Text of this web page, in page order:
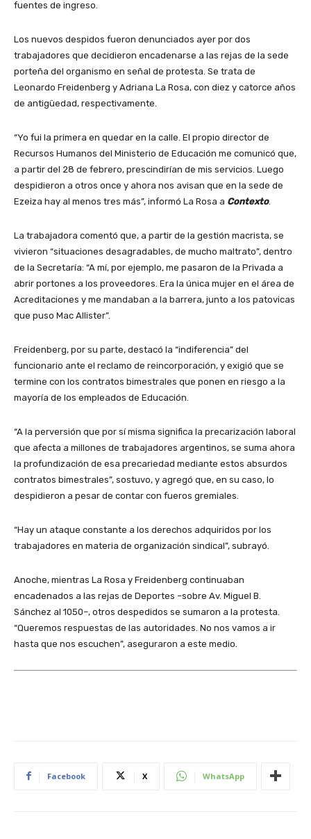
fuentes de ingreso.
Los nuevos despidos fueron denunciados ayer por dos
trabajadores que decidieron encadenarse a las rejas de la sede
porteña del organismo en señal de protesta. Se trata de
Leonardo Freidenberg y Adriana La Rosa, con diez y catorce años
de antigüedad, respectivamente.
“Yo fui la primera en quedar en la calle. El propio director de
Recursos Humanos del Ministerio de Educación me comunicó que,
a partir del 28 de febrero, prescindirían de mis servicios. Luego
despidieron a otros once y ahora nos avisan que en la sede de
Ezeiza hay al menos tres más”, informó La Rosa a Contexto.
La trabajadora comentó que, a partir de la gestión macrista, se
vivieron “situaciones desagradables, de mucho maltrato”, dentro
de la Secretaría: “A mí, por ejemplo, me pasaron de la Privada a
abrir portones a los proveedores. Era la única mujer en el área de
Acreditaciones y me mandaban a la barrera, junto a los patovicas
que puso Mac Allister”.
Freidenberg, por su parte, destacó la “indiferencia” del
funcionario ante el reclamo de reincorporación, y exigió que se
termine con los contratos bimestrales que ponen en riesgo a la
mayoría de los empleados de Educación.
“A la perversión que por sí misma significa la precarización laboral
que afecta a millones de trabajadores argentinos, se suma ahora
la profundización de esa precariedad mediante estos absurdos
contratos bimestrales”, sostuvo, y agregó que, en su caso, lo
despidieron a pesar de contar con fueros gremiales.
“Hay un ataque constante a los derechos adquiridos por los
trabajadores en materia de organización sindical”, subrayó.
Anoche, mientras La Rosa y Freidenberg continuaban
encadenados a las rejas de Deportes –sobre Av. Miguel B.
Sánchez al 1050–, otros despedidos se sumaron a la protesta.
“Queremos respuestas de las autoridades. No nos vamos a ir
hasta que nos escuchen”, aseguraron a este medio.
Facebook X WhatsApp